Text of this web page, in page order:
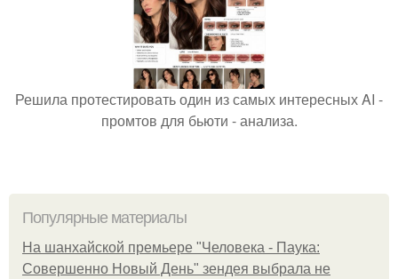
Решила протестировать один из самых интересных AI -
промтов для бьюти - анализа.
Популярные материалы
На шанхайской премьере "Человека - Паука:
Совершенно Новый День" зендея выбрала не